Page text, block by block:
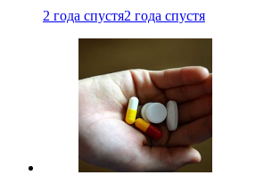
2 года спустя2 года спустя